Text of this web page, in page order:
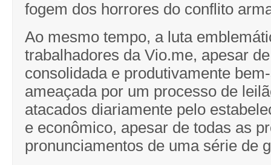
fogem dos horrores do conflito
Ao mesmo tempo, a luta
trabalhadores da Vio.me, apesar
consolidada e produtivamente
ameaçada por um processo de
atacados diariamente pelo
e econômico, apesar de todas as
pronunciamentos de uma série de